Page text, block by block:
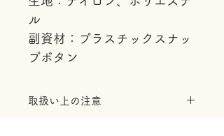
ル
副資材：プラスチックスナッ
プボタン
取扱い上の注意